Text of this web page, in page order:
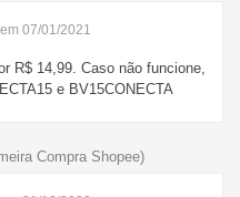
07/01/2021
R$ 14,99. Caso não funcione,
e BV15CONECTA
Compra Shopee)